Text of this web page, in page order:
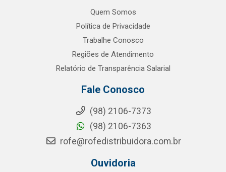
Quem Somos
Política de Privacidade
Trabalhe Conosco
Regiões de Atendimento
Relatório de Transparência Salarial
Fale Conosco
(98) 2106-7373
(98) 2106-7363
rofe@rofedistribuidora.com.br
Ouvidoria